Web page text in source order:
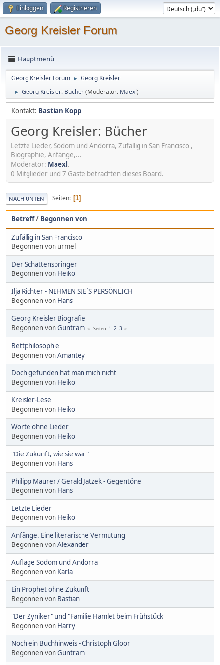
Einloggen Registrieren
Georg Kreisler Forum
Hauptmenü
Georg Kreisler Forum ► Georg Kreisler
► Georg Kreisler: Bücher(Moderator: Maexl)
Kontakt: Bastian Kopp
Georg Kreisler: Bücher
Letzte Lieder, Sodom und Andorra, Zufällig in San Francisco ,
Biographie, Anfänge,...
Moderator: Maexl.
0 Mitglieder und 7 Gäste betrachten dieses Board.
NACH UNTEN Seiten 1
Betreff/ Begonnen von
Zufällig in San Francisco
Begonnen von urmel
Der Schattenspringer
Begonnen von Heiko
Ilja Richter - NEHMEN SIE´S PERSÖNLICH
Begonnen von Hans
Georg Kreisler Biografie
Begonnen vonGuntram Seiten 1 2 3
Bettphilosophie
Begonnen vonAmantey
Doch gefunden hat man mich nicht
Begonnen von Heiko
Kreisler-Lese
Begonnen von Heiko
Worte ohne Lieder
Begonnen von Heiko
"Die Zukunft, wie sie war"
Begonnen von Hans
Philipp Maurer / Gerald Jatzek - Gegentöne
Begonnen von Hans
Letzte Lieder
Begonnen von Heiko
Anfänge. Eine literarische Vermutung
Begonnen vonAlexander
Auflage Sodom und Andorra
Begonnen von Karla
Ein Prophet ohne Zukunft
Begonnen von Bastian
"Der Zyniker" und "Familie Hamlet beim Frühstück"
Begonnen von Harry
Noch ein Buchhinweis - Christoph Gloor
Begonnen vonGuntram